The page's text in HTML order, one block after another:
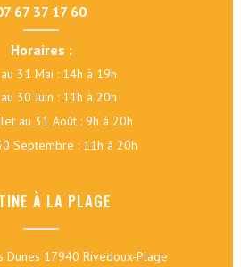
67 37 17 60
Horaires :
31 Mai : 14h à 19h
30 Juin : 11h à 20h
au 31 Août : 9h à 20h
Septembre : 11h à 20h
À LA PLAGE
Dunes 17940 Rivedoux-Plage